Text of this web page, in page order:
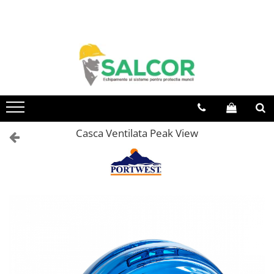
Articole unica folosinta
Camasi
Casca Ventilata Peak View